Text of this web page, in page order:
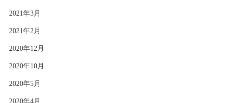
2021年3月
2021年2月
2020年12月
2020年10月
2020年5月
2020年4月